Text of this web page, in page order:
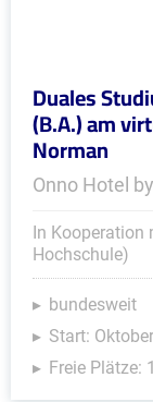
Duales
(B.A.) am
Norman
Onno Hotel
In Kooperation
Hochschule)
bundesweit
Start:
Freie Plätze: 1